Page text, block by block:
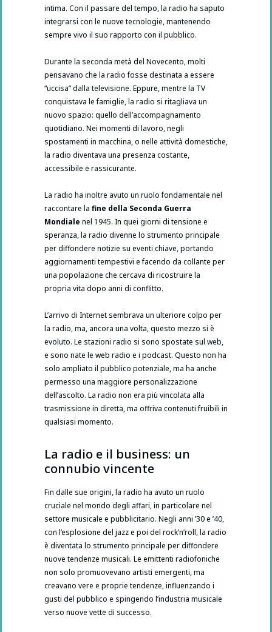
intima. Con il passare del tempo, la radio ha saputo
integrarsi con le nuove tecnologie, mantenendo
sempre vivo il suo rapporto con il pubblico.
Durante la seconda metà del Novecento, molti
pensavano che la radio fosse destinata a essere
“uccisa” dalla televisione. Eppure, mentre la TV
conquistava le famiglie, la radio si ritagliava un
nuovo spazio: quello dell’accompagnamento
quotidiano. Nei momenti di lavoro, negli
spostamenti in macchina, o nelle attività domestiche,
la radio diventava una presenza costante,
accessibile e rassicurante.
La radio ha inoltre avuto un ruolo fondamentale nel
raccontare la fine della Seconda Guerra
Mondiale nel 1945. In quei giorni di tensione e
speranza, la radio divenne lo strumento principale
per diffondere notizie su eventi chiave, portando
aggiornamenti tempestivi e facendo da collante per
una popolazione che cercava di ricostruire la
propria vita dopo anni di conflitto.
L’arrivo di Internet sembrava un ulteriore colpo per
la radio, ma, ancora una volta, questo mezzo si è
evoluto. Le stazioni radio si sono spostate sul web,
e sono nate le web radio e i podcast. Questo non ha
solo ampliato il pubblico potenziale, ma ha anche
permesso una maggiore personalizzazione
dell’ascolto. La radio non era più vincolata alla
trasmissione in diretta, ma offriva contenuti fruibili in
qualsiasi momento.
La radio e il business: un
connubio vincente
Fin dalle sue origini, la radio ha avuto un ruolo
cruciale nel mondo degli affari, in particolare nel
settore musicale e pubblicitario. Negli anni ’30 e ’40,
con l’esplosione del jazz e poi del rock’n’roll, la radio
è diventata lo strumento principale per diffondere
nuove tendenze musicali. Le emittenti radiofoniche
non solo promuovevano artisti emergenti, ma
creavano vere e proprie tendenze, influenzando i
gusti del pubblico e spingendo l’industria musicale
verso nuove vette di successo.